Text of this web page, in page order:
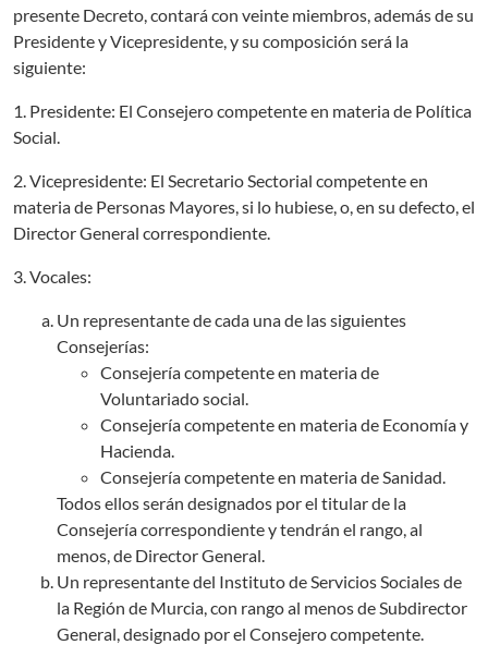
presente Decreto, contará con veinte miembros, además de su
Presidente y Vicepresidente, y su composición será la
siguiente:
1. Presidente: El Consejero competente en materia de Política
Social.
2. Vicepresidente: El Secretario Sectorial competente en
materia de Personas Mayores, si lo hubiese, o, en su defecto, el
Director General correspondiente.
3. Vocales:
Un representante de cada una de las siguientes
Consejerías:
Consejería competente en materia de
Voluntariado social.
Consejería competente en materia de Economía y
Hacienda.
Consejería competente en materia de Sanidad.
Todos ellos serán designados por el titular de la
Consejería correspondiente y tendrán el rango, al
menos, de Director General.
Un representante del Instituto de Servicios Sociales de
la Región de Murcia, con rango al menos de Subdirector
General, designado por el Consejero competente.